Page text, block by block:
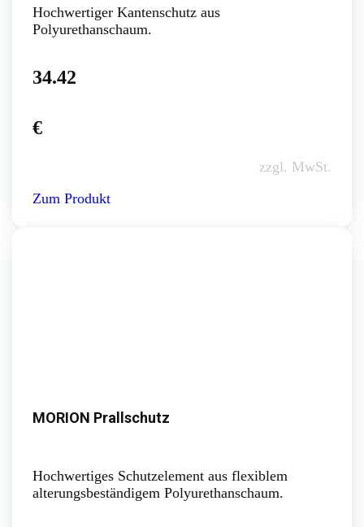
Hochwertiger Kantenschutz aus
Polyurethanschaum.
34.42
€
zzgl. MwSt.
Zum Produkt
MORION Prallschutz
Hochwertiges Schutzelement aus flexiblem
alterungsbeständigem Polyurethanschaum.